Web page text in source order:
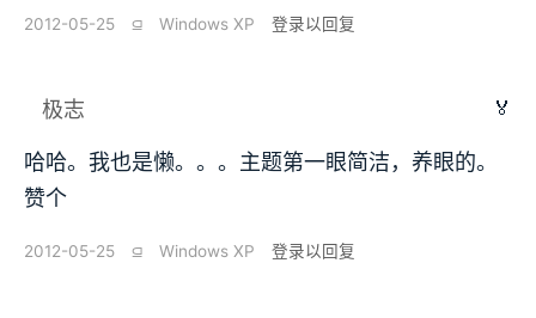
2012-05-25 ⫑ Windows XP 登录以回复
极志 🏅
哈哈。我也是懒。。。主题第一眼简洁，养眼的。
赞个
2012-05-25 ⫑ Windows XP 登录以回复